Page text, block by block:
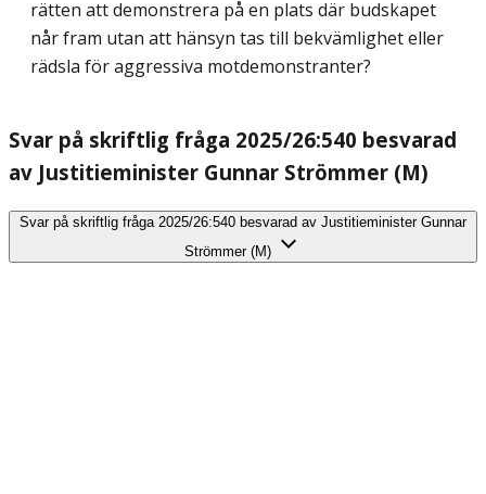
rätten att demonstrera på en plats där budskapet
når fram utan att hänsyn tas till bekvämlighet eller
rädsla för aggressiva motdemonstranter?
Svar på skriftlig fråga 2025/26:540 besvarad
av Justitieminister Gunnar Strömmer (M)
Svar på skriftlig fråga 2025/26:540 besvarad av Justitieminister Gunnar
Strömmer (M)